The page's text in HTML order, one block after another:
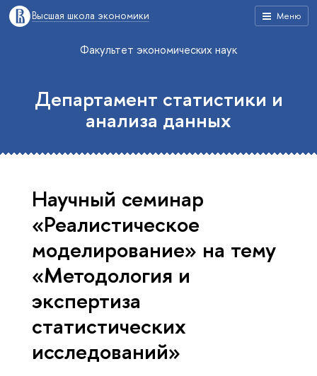
Меню
Высшая школа экономики
Факультет экономических наук
Департамент статистики и
анализа данных
Научный семинар
«Реалистическое
моделирование» на тему
«Методология и
экспертиза
статистических
исследований»